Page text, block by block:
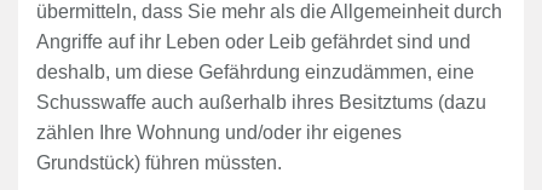
übermitteln, dass Sie mehr als die Allgemeinheit durch
Angriffe auf ihr Leben oder Leib gefährdet sind und
deshalb, um diese Gefährdung einzudämmen, eine
Schusswaffe auch außerhalb ihres Besitztums (dazu
zählen Ihre Wohnung und/oder ihr eigenes
Grundstück) führen müssten.